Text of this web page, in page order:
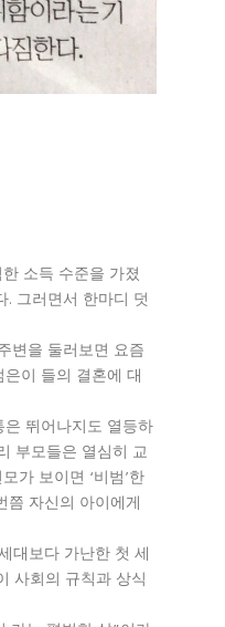
소득 수준을 가졌
. 그러면서 한마디 덧
변을 둘러보면 요즘
이 들의 결혼에 대
뛰어나지도 열등하
부모들은 열심히 교
가 보이면 ‘비범’한
쯤 자신의 아이에게
대보다 가난한 첫 세
사회의 규칙과 상식